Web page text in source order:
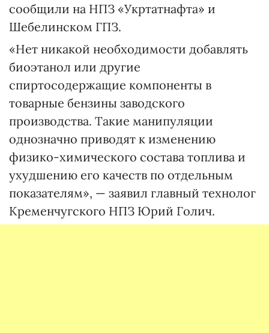
сообщили на НПЗ «Укртатнафта» и
Шебелинском ГПЗ.
«Нет никакой необходимости добавлять
биоэтанол или другие
спиртосодержащие компоненты в
товарные бензины заводского
производства. Такие манипуляции
однозначно приводят к изменению
физико-химического состава топлива и
ухудшению его качеств по отдельным
показателям», — заявил главный технолог
Кременчугского НПЗ Юрий Голич.